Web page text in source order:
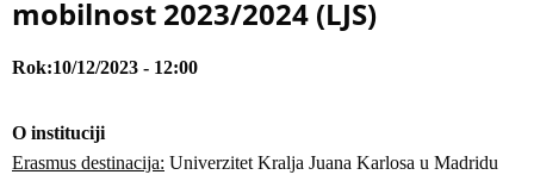
mobilnost 2023/2024 (LJS)
Rok 10/12/2023 - 12:00
O instituciji
Erasmus destinacija: Univerzitet Kralja Juana Karlosa u Madridu